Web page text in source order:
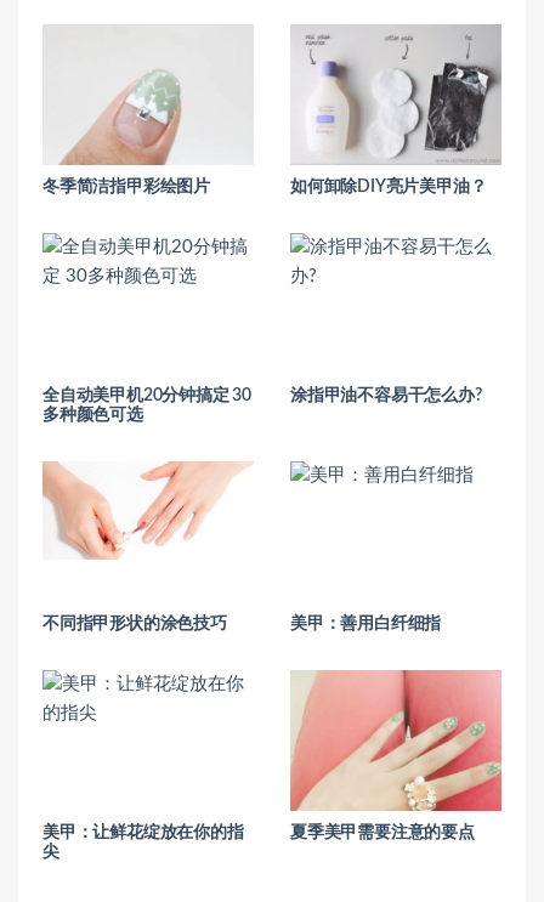
冬季简洁指甲彩绘图片 如何卸除DIY亮片美甲油？
全自动美甲机20分钟搞定 30
多种颜色可选
涂指甲油不容易干怎么办?
不同指甲形状的涂色技巧 美甲：善用白纤细指
美甲：让鲜花绽放在你的指
尖
夏季美甲需要注意的要点